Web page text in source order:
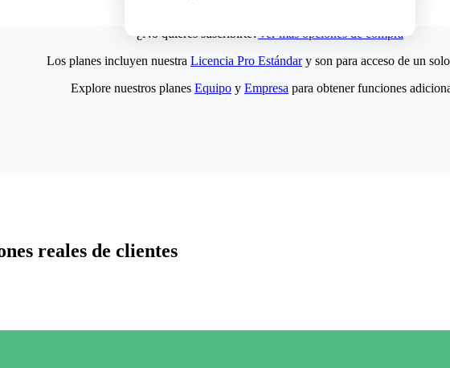
¿No quieres suscribirte?Ver más opciones de compra
Los planes incluyen nuestra Licencia Pro Estándary son para acceso de un
Explore nuestros planes Equipo y Empresa para obtener funciones
reales de clientes